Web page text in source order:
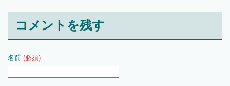
コメントを残す
名前 (必須)